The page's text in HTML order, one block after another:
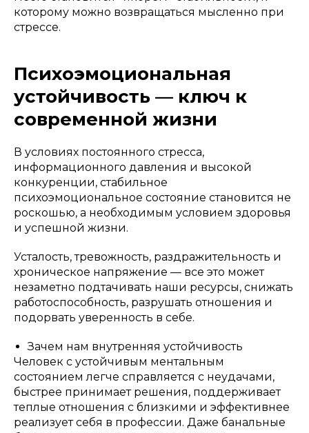
которому можно возвращаться мысленно при
стрессе.
Психоэмоциональная
устойчивость — ключ к
современной жизни
В условиях постоянного стресса,
информационного давления и высокой
конкуренции, стабильное
психоэмоциональное состояние становится не
роскошью, а необходимым условием здоровья
и успешной жизни.
Усталость, тревожность, раздражительность и
хроническое напряжение — все это может
незаметно подтачивать наши ресурсы, снижать
работоспособность, разрушать отношения и
подорвать уверенность в себе.
Зачем нам внутренняя устойчивость
Человек с устойчивым ментальным
состоянием легче справляется с неудачами,
быстрее принимает решения, поддерживает
теплые отношения с близкими и эффективнее
реализует себя в профессии. Даже банальные